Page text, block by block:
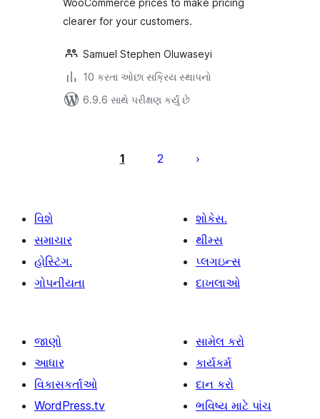
WooCommerce prices to make pricing
clearer for your customers.
Samuel Stephen Oluwaseyi
10 કરતા ઓછા સક્રિય સ્થાપનો
6.9.6 સાથે પરીક્ષણ કર્યું છે
1 2
વિશે
સમાચાર
હોસ્ટિંગ.
ગોપનીયતા
શોકેસ.
થીમ્સ
પ્લગઇન્સ
દાખલાઓ
જાણો
આધાર
વિકાસકર્તાઓ
WordPress.tv
સામેલ કરો
કાર્યકર્મ
દાન કરો
ભવિષ્ય માટે પાંચ